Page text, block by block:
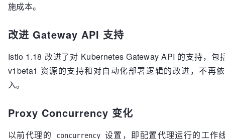
施成本。
改进 Gateway API 支持
Istio 1.18 改进了对 Kubernetes Gateway API 的支持，包
v1beta1 资源的支持和对自动化部署逻辑的改进，不再
入。
Proxy Concurrency 变化
以前代理的 concurrency 设置，即配置代理运行的工作